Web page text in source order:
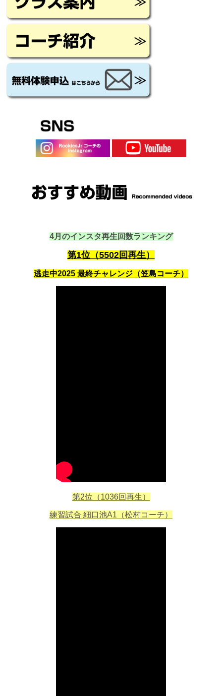
4月のインスタ再生回数ランキング
第1位（5502回再生）
逃走中2025 最終チャレンジ（笠島コーチ）
第2位（1036回再生）
練習試合 細口池A1（松村コーチ）